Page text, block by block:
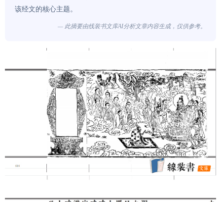
该经文的核心主题。
— 此摘要由线装书文库AI分析文章内容生成，仅供参考。